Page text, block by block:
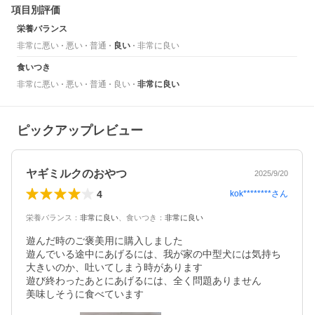
項目別評価
栄養バランス
非常に悪い
悪い 普通 良い 非常に良い
食いつき
非常に悪い
悪い 普通 良い 非常に良い
ピックアップレビュー
ヤギミルクのおやつ 2025/9/20
4 kok********さん
栄養バランス ： 非常に良い 食いつき ： 非常に良い
遊んだ時のご褒美用に購入しました
遊んでいる途中にあげるには、我が家の中型犬には気持ち
大きいのか、吐いてしまう時があります
遊び終わったあとにあげるには、全く問題ありません
美味しそうに食べています